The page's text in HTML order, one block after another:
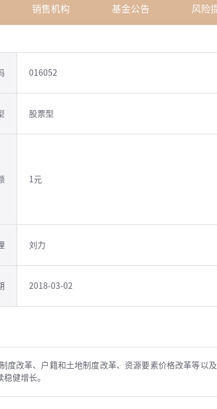
销售机构 基金公告 风险
016052
股票型
1元
刘力
2018-03-02
改革、户籍和土地制度改革、资源要素价格改革等以及
健增长。